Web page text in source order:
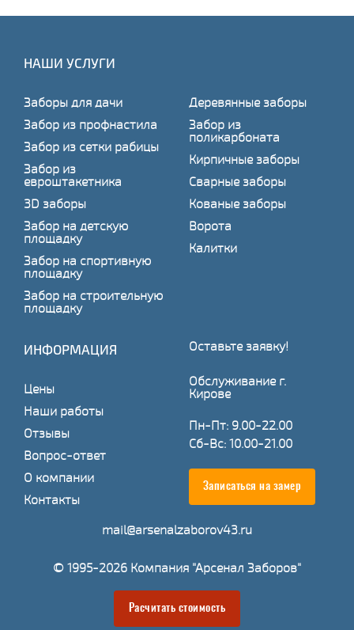
НАШИ УСЛУГИ
Заборы для дачи
Забор из профнастила
Забор из сетки рабицы
Забор из
евроштакетника
3D заборы
Забор на детскую
площадку
Забор на спортивную
площадку
Забор на строительную
площадку
Деревянные заборы
Забор из
поликарбоната
Кирпичные заборы
Сварные заборы
Кованые заборы
Ворота
Калитки
ИНФОРМАЦИЯ
Цены
Наши работы
Отзывы
Вопрос-ответ
О компании
Контакты
Оставьте заявку!
Обслуживание г.
Кирове
Пн-Пт: 9.00-22.00
Сб-Вс: 10.00-21.00
Записаться на замер
mail@arsenalzaborov43.ru
© 1995-2026 Компания "Арсенал Заборов"
Расчитать стоимость